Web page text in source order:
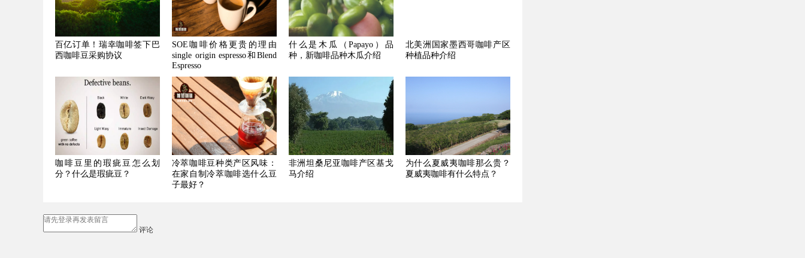
百亿订单！瑞幸咖啡签下巴
西咖啡豆采购协议
SOE咖啡价格更贵的理由
single origin espresso和Blend
Espresso
什么是木瓜（Papayo）品
种，新咖啡品种木瓜介绍
北美洲国家墨西哥咖啡产区
种植品种介绍
咖啡豆里的瑕疵豆怎么划
分？什么是瑕疵豆？
冷萃咖啡豆种类产区风味：
在家自制冷萃咖啡选什么豆
子最好？
非洲坦桑尼亚咖啡产区基戈
马介绍
为什么夏威夷咖啡那么贵？
夏威夷咖啡有什么特点？
评论